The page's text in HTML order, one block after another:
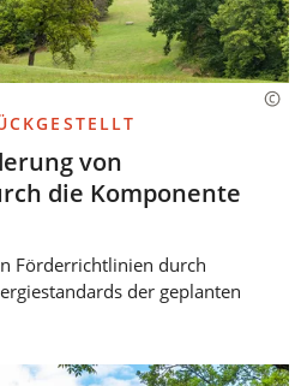
von
die Komponente
Förderrichtlinien durch
der geplanten